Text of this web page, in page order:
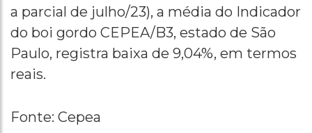
a parcial de julho/23), a média do Indicador
do boi gordo CEPEA/B3, estado de São
Paulo, registra baixa de 9,04%, em termos
reais.
Fonte: Cepea